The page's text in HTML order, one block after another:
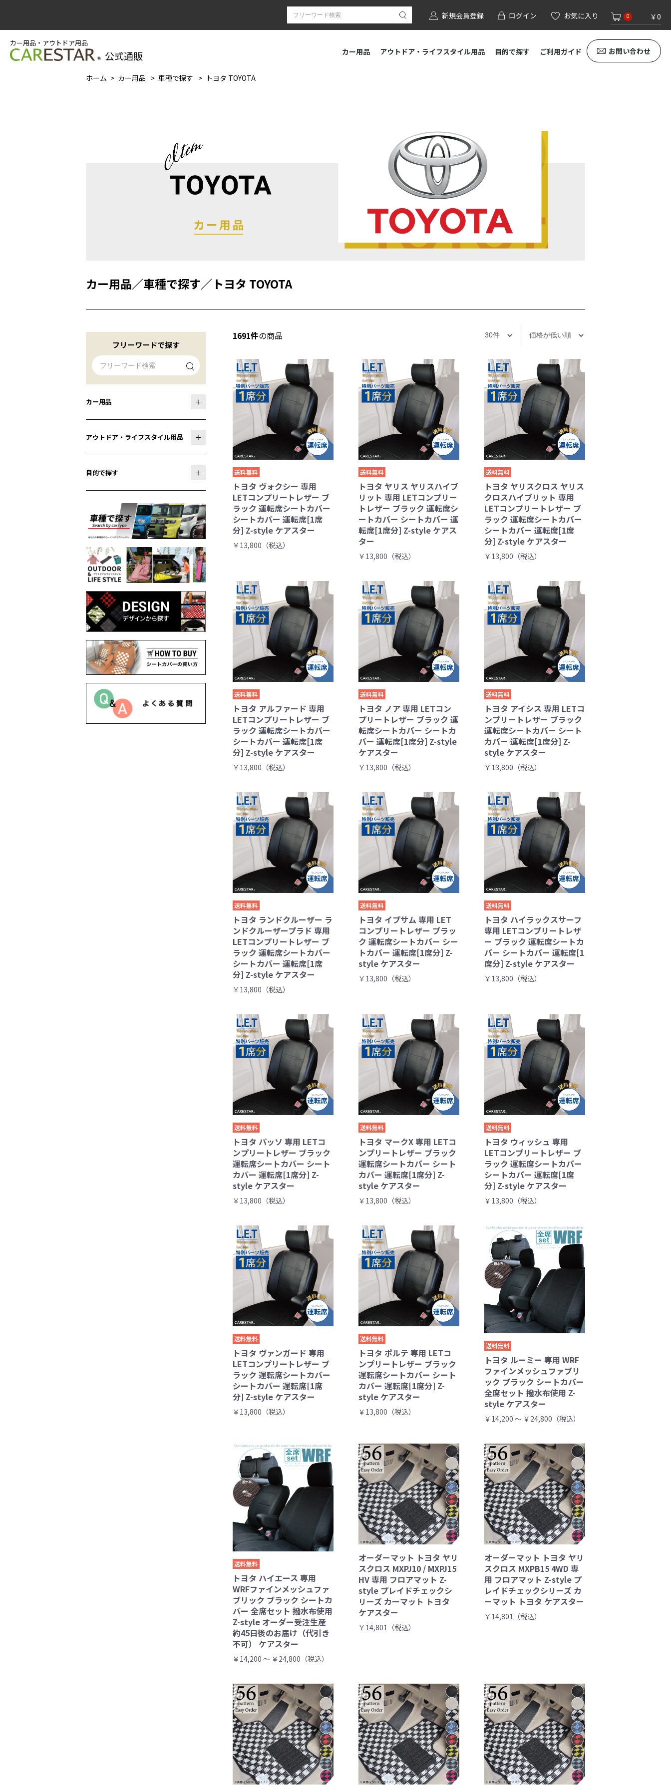
新規会員登録 ログイン お気に入り 0 ￥0
カー用品・アウトドア用品
公式通販 カー用品 アウトドア・ライフスタイル用品 目的で探す ご利用ガイド お問い合わせ
ホーム カー用品 車種で探す トヨタ TOYOTA
カー用品／車種で探す／ トヨタ TOYOTA
フリーワードで探す
カー用品
アウトドア・ライフスタイル用品
目的で探す
1691件の商品
送料無料
トヨタ ヴォクシー 専用
LETコンプリートレザー ブ
ラック 運転席シートカバー
シートカバー 運転席[1席
分] Z-style ケアスター
￥13,800（税込）
送料無料
トヨタ ヤリス ヤリスハイブ
リット 専用 LETコンプリー
トレザー ブラック 運転席シ
ートカバー シートカバー 運
転席[1席分] Z-style ケアス
ター
￥13,800（税込）
送料無料
トヨタ ヤリスクロス ヤリス
クロスハイブリット 専用
LETコンプリートレザー ブ
ラック 運転席シートカバー
シートカバー 運転席[1席
分] Z-style ケアスター
￥13,800（税込）
送料無料
トヨタ アルファード 専用
LETコンプリートレザー ブ
ラック 運転席シートカバー
シートカバー 運転席[1席
分] Z-style ケアスター
￥13,800（税込）
送料無料
トヨタ ノア 専用 LETコン
プリートレザー ブラック 運
転席シートカバー シートカ
バー 運転席[1席分] Z-style
ケアスター
￥13,800（税込）
送料無料
トヨタ アイシス 専用 LETコ
ンプリートレザー ブラック
運転席シートカバー シート
カバー 運転席[1席分] Z-
style ケアスター
￥13,800（税込）
送料無料
トヨタ ランドクルーザー ラ
ンドクルーザープラド 専用
LETコンプリートレザー ブ
ラック 運転席シートカバー
シートカバー 運転席[1席
分] Z-style ケアスター
￥13,800（税込）
送料無料
トヨタ イプサム 専用 LET
コンプリートレザー ブラッ
ク 運転席シートカバー シー
トカバー 運転席[1席分] Z-
style ケアスター
￥13,800（税込）
送料無料
トヨタ ハイラックスサーフ
専用 LETコンプリートレザ
ー ブラック 運転席シートカ
バー シートカバー 運転席[1
席分] Z-style ケアスター
￥13,800（税込）
送料無料
トヨタ パッソ 専用 LETコ
ンプリートレザー ブラック
運転席シートカバー シート
カバー 運転席[1席分] Z-
style ケアスター
￥13,800（税込）
送料無料
トヨタ マークX 専用 LETコ
ンプリートレザー ブラック
運転席シートカバー シート
カバー 運転席[1席分] Z-
style ケアスター
￥13,800（税込）
送料無料
トヨタ ウィッシュ 専用
LETコンプリートレザー ブ
ラック 運転席シートカバー
シートカバー 運転席[1席
分] Z-style ケアスター
￥13,800（税込）
送料無料
トヨタ ヴァンガード 専用
LETコンプリートレザー ブ
ラック 運転席シートカバー
シートカバー 運転席[1席
分] Z-style ケアスター
￥13,800（税込）
送料無料
トヨタ ポルテ 専用 LETコ
ンプリートレザー ブラック
運転席シートカバー シート
カバー 運転席[1席分] Z-
style ケアスター
￥13,800（税込）
送料無料
トヨタ ルーミー 専用 WRF
ファインメッシュファブリ
ック ブラック シートカバー
全席セット 撥水布使用 Z-
style ケアスター
￥14,200 ～ ￥24,800（税込）
送料無料
トヨタ ハイエース 専用
WRFファインメッシュファ
ブリック ブラック シートカ
バー 全席セット 撥水布使用
Z-style オーダー受注生産
約45日後のお届け（代引き
不可） ケアスター
￥14,200 ～ ￥24,800（税込）
オーダーマット トヨタ ヤリ
スクロス MXPJ10 / MXPJ15
HV 専用 フロアマット Z-
style プレイドチェックシ
リーズ カーマット トヨタ
ケアスター
￥14,801（税込）
オーダーマット トヨタ ヤリ
スクロス MXPB15 4WD 専
用 フロアマット Z-style プ
レイドチェックシリーズ カ
ーマット トヨタ ケアスター
￥14,801（税込）